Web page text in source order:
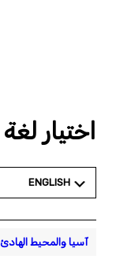
اختيار
ENGLISH
آسيا والمحيط الهادئ